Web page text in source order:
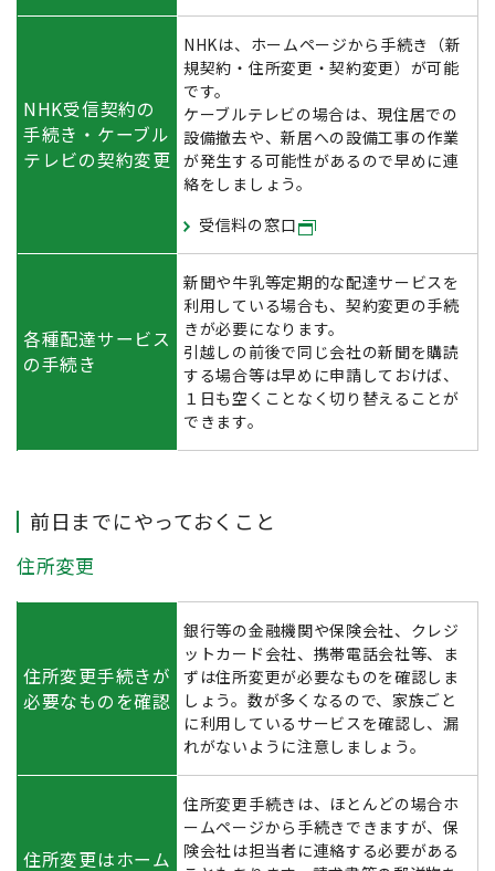
NHK受信契約の
手続き・ケーブル
テレビの契約変更
NHKは、ホームページから手続き（新
規契約・住所変更・契約変更）が可能
です。
ケーブルテレビの場合は、現住居での
設備撤去や、新居への設備工事の作業
が発生する可能性があるので早めに連
絡をしましょう。
受信料の窓口
各種配達サービス
の手続き
新聞や牛乳等定期的な配達サービスを
利用している場合も、契約変更の手続
きが必要になります。
引越しの前後で同じ会社の新聞を購読
する場合等は早めに申請しておけば、
１日も空くことなく切り替えることが
できます。
前日までにやっておくこと
住所変更
住所変更手続きが
必要なものを確認
銀行等の金融機関や保険会社、クレジ
ットカード会社、携帯電話会社等、ま
ずは住所変更が必要なものを確認しま
しょう。数が多くなるので、家族ごと
に利用しているサービスを確認し、漏
れがないように注意しましょう。
住所変更はホーム
住所変更手続きは、ほとんどの場合ホ
ームページから手続きできますが、保
険会社は担当者に連絡する必要がある